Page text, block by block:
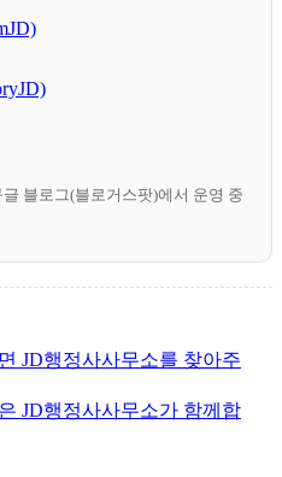
블로그(블로거스팟)에서 운영 중
JD행정사사무소를 찾아주
JD행정사사무소가 함께합